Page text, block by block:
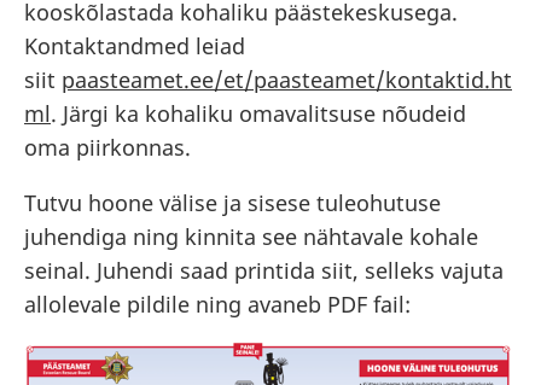
kooskõlastada kohaliku päästekeskusega.
Kontaktandmed leiad
siit paasteamet.ee/et/paasteamet/kontaktid.ht
ml. Järgi ka kohaliku omavalitsuse nõudeid
oma piirkonnas.
Tutvu hoone välise ja sisese tuleohutuse
juhendiga ning kinnita see nähtavale kohale
seinal. Juhendi saad printida siit, selleks vajuta
allolevale pildile ning avaneb PDF fail: